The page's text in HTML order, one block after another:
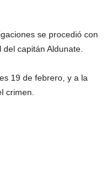
se procedió con
capitán Aldunate.
19 de febrero, y a la
crimen.